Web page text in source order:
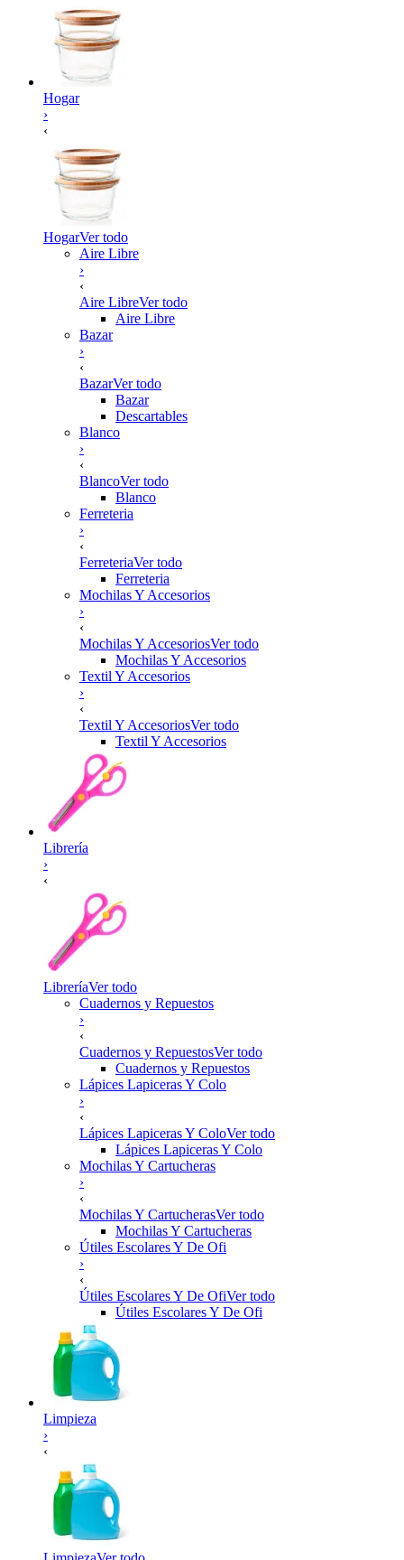
Hogar
›
‹
HogarVer todo
Aire Libre
›
‹
Aire LibreVer todo
Aire Libre
Bazar
›
‹
BazarVer todo
Bazar
Descartables
Blanco
›
‹
BlancoVer todo
Blanco
Ferreteria
›
‹
FerreteriaVer todo
Ferreteria
Mochilas Y Accesorios
›
‹
Mochilas Y AccesoriosVer todo
Mochilas Y Accesorios
Textil Y Accesorios
›
‹
Textil Y AccesoriosVer todo
Textil Y Accesorios
Librería
›
‹
LibreríaVer todo
Cuadernos y Repuestos
›
‹
Cuadernos y RepuestosVer todo
Cuadernos y Repuestos
Lápices Lapiceras Y Colo
›
‹
Lápices Lapiceras Y ColoVer todo
Lápices Lapiceras Y Colo
Mochilas Y Cartucheras
›
‹
Mochilas Y CartucherasVer todo
Mochilas Y Cartucheras
Útiles Escolares Y De Ofi
›
‹
Útiles Escolares Y De OfiVer todo
Útiles Escolares Y De Ofi
Limpieza
›
‹